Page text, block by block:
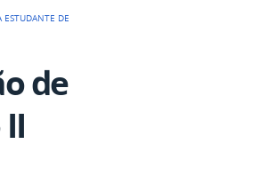
ESTUDANTE DE
de